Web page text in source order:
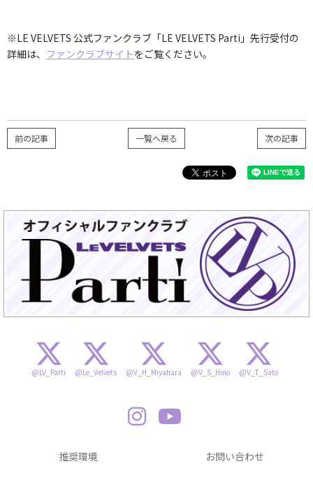
※LE VELVETS 公式ファンクラブ「LE VELVETS Parti」先行受付の
詳細は、 ファンクラブサイトをご覧ください。
次の記事
一覧へ戻る
前の記事
@LV_Parti @Le_Velvets @V_H_Miyahara @V_S_Hino @V_T_Sato
推奨環境 お問い合わせ